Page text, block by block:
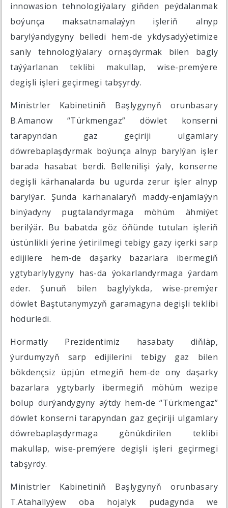
innowasion tehnologiýalary giňden peýdalanmak
boýunça maksatnamalaýyn işleriň alnyp
barylýandygyny belledi hem-de ykdysadyýetimize
sanly tehnologiýalary ornaşdyrmak bilen bagly
taýýarlanan teklibi makullap, wise-premýere
degişli işleri geçirmegi tabşyrdy.
Ministrler Kabinetiniň Başlygynyň orunbasary
B.Amanow “Türkmengaz” döwlet konserni
tarapyndan gaz geçiriji ulgamlary
döwrebaplaşdyrmak boýunça alnyp barylýan işler
barada hasabat berdi. Bellenilişi ýaly, konserne
degişli kärhanalarda bu ugurda zerur işler alnyp
barylýar. Şunda kärhanalaryň maddy-enjamlaýyn
binýadyny pugtalandyrmaga möhüm ähmiýet
berilýär. Bu babatda göz öňünde tutulan işleriň
üstünlikli ýerine ýetirilmegi tebigy gazy içerki sarp
edijilere hem-de daşarky bazarlara ibermegiň
ygtybarlylygyny has-da ýokarlandyrmaga ýardam
eder. Şunuň bilen baglylykda, wise-premýer
döwlet Baştutanymyzyň garamagyna degişli teklibi
hödürledi.
Hormatly Prezidentimiz hasabaty diňläp,
ýurdumyzyň sarp edijilerini tebigy gaz bilen
bökdençsiz üpjün etmegiň hem-de ony daşarky
bazarlara ygtybarly ibermegiň möhüm wezipe
bolup durýandygyny aýtdy hem-de “Türkmengaz”
döwlet konserni tarapyndan gaz geçiriji ulgamlary
döwrebaplaşdyrmaga gönükdirilen teklibi
makullap, wise-premýere degişli işleri geçirmegi
tabşyrdy.
Ministrler Kabinetiniň Başlygynyň orunbasary
T.Atahallyýew oba hojalyk pudagynda we